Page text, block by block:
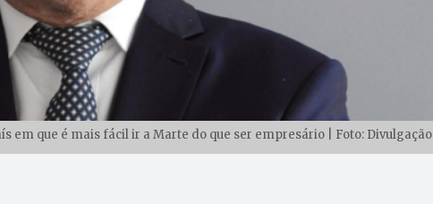
em que é mais fácil ir a Marte do que ser empresário | Foto: Divulgação